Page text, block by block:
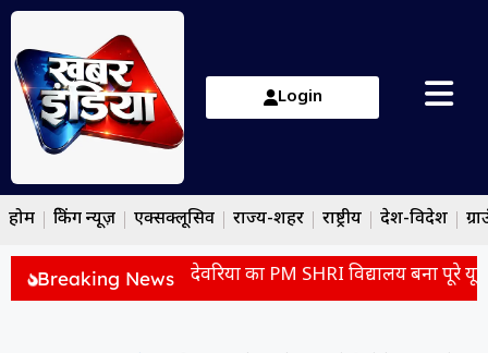
Login
होम ब्रेकिंग न्यूज़ एक्सक्लूसिव राज्य-शहर राष्ट्रीय देश-विदेश
Breaking News
स्कूल की बदली पहचान! देवरिया का PM SHRI विद्यालय बना पूरे यूपी